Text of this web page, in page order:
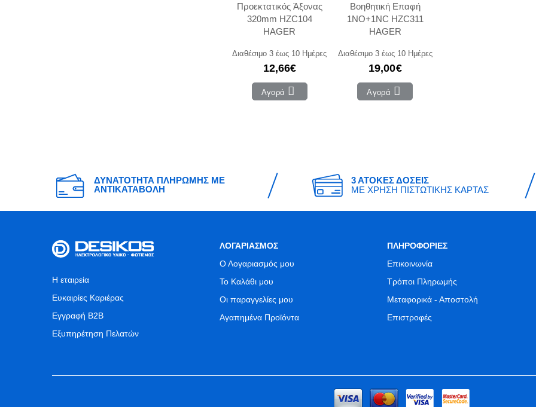
Προεκτατικός Άξονας
320mm HZC104
HAGER
Διαθέσιμο 3 έως 10 Ημέρες
12,66€
Αγορά
Βοηθητική Επαφή
1NO+1NC HZC311
HAGER
Διαθέσιμο 3 έως 10 Ημέρες
19,00€
Αγορά
ΔΥΝΑΤΟΤΗΤΑ ΠΛΗΡΩΜΗΣ ΜΕ
ΑΝΤΙΚΑΤΑΒΟΛΗ
3 ΑΤΟΚΕΣ ΔΟΣΕΙΣ
ΜΕ ΧΡΗΣΗ ΠΙΣΤΩΤΙΚΗΣ ΚΑΡΤΑΣ
Η εταιρεία
Ευκαιρίες Καριέρας
Εγγραφή B2B
Εξυπηρέτηση Πελατών
ΛΟΓΑΡΙΑΣΜΟΣ
Ο Λογαριασμός μου
Το Καλάθι μου
Οι παραγγελίες μου
Αγαπημένα Προϊόντα
ΠΛΗΡΟΦΟΡΙΕΣ
Επικοινωνία
Τρόποι Πληρωμής
Μεταφορικά - Αποστολή
Επιστροφές